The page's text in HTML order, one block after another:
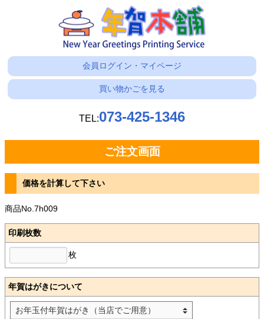
会員ログイン・マイページ
買い物かごを見る
TEL:073-425-1346
ご注文画面
価格を計算して下さい
商品No.7h009
印刷枚数
枚
年賀はがきについて